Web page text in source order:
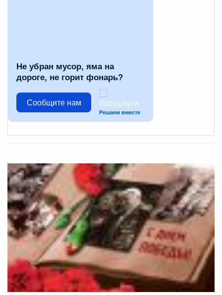
Не убран мусор, яма на
дороге, не горит фонарь?
Сообщите нам
Решаем вместе